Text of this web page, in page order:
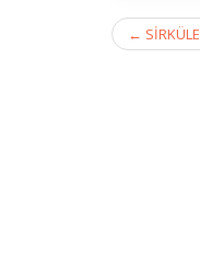
Post
navigation
←